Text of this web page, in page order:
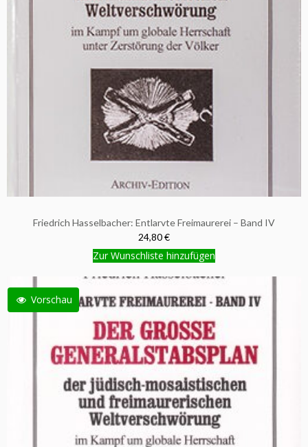
Friedrich Hasselbacher: Entlarvte Freimaurerei – Band IV
24,80 €
Zur Wunschliste hinzufügen
Vorschau